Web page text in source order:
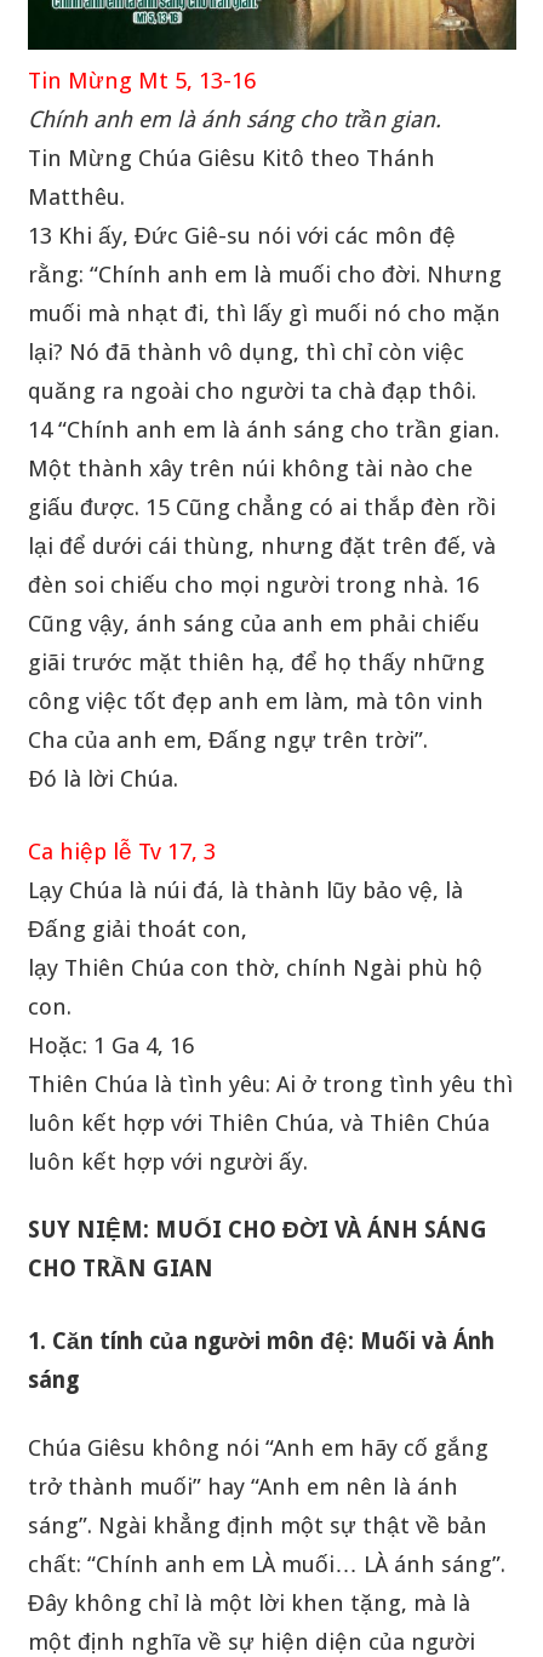
Tin Mừng Mt 5, 13-16
Chính anh em là ánh sáng cho trần gian.
Tin Mừng Chúa Giêsu Kitô theo Thánh
Matthêu.
13 Khi ấy, Đức Giê-su nói với các môn đệ
rằng: “Chính anh em là muối cho đời. Nhưng
muối mà nhạt đi, thì lấy gì muối nó cho mặn
lại? Nó đã thành vô dụng, thì chỉ còn việc
quăng ra ngoài cho người ta chà đạp thôi.
14 “Chính anh em là ánh sáng cho trần gian.
Một thành xây trên núi không tài nào che
giấu được. 15 Cũng chẳng có ai thắp đèn rồi
lại để dưới cái thùng, nhưng đặt trên đế, và
đèn soi chiếu cho mọi người trong nhà. 16
Cũng vậy, ánh sáng của anh em phải chiếu
giãi trước mặt thiên hạ, để họ thấy những
công việc tốt đẹp anh em làm, mà tôn vinh
Cha của anh em, Đấng ngự trên trời”.
Ðó là lời Chúa.
Ca hiệp lễ Tv 17, 3
Lạy Chúa là núi đá, là thành lũy bảo vệ, là
Đấng giải thoát con,
lạy Thiên Chúa con thờ, chính Ngài phù hộ
con.
Hoặc: 1 Ga 4, 16
Thiên Chúa là tình yêu: Ai ở trong tình yêu thì
luôn kết hợp với Thiên Chúa, và Thiên Chúa
luôn kết hợp với người ấy.
SUY NIỆM: MUỐI CHO ĐỜI VÀ ÁNH SÁNG
CHO TRẦN GIAN
1. Căn tính của người môn đệ: Muối và Ánh
sáng
Chúa Giêsu không nói “Anh em hãy cố gắng
trở thành muối” hay “Anh em nên là ánh
sáng”. Ngài khẳng định một sự thật về bản
chất: “Chính anh em LÀ muối… LÀ ánh sáng”.
Đây không chỉ là một lời khen tặng, mà là
một định nghĩa về sự hiện diện của người